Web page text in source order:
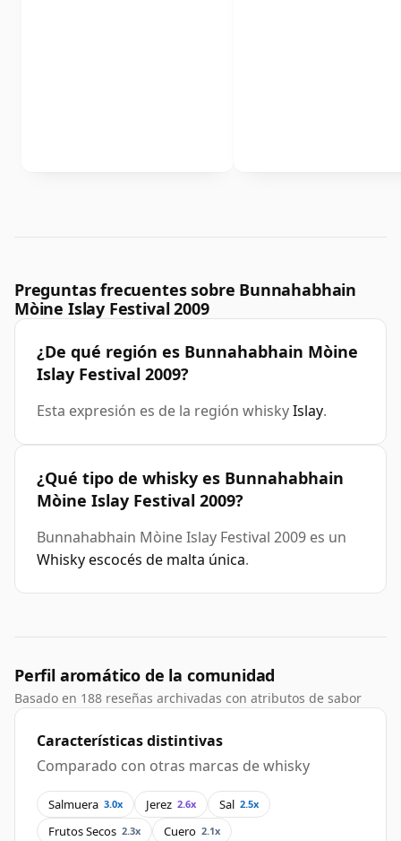
Preguntas frecuentes sobre Bunnahabhain
Mòine Islay Festival 2009
¿De qué región es Bunnahabhain Mòine
Islay Festival 2009?
Esta expresión es de la región whiskyIslay.
¿Qué tipo de whisky es Bunnahabhain
Mòine Islay Festival 2009?
Bunnahabhain Mòine Islay Festival 2009 es un
Whisky escocés de malta única.
Perfil aromático de la comunidad
Basado en 188 reseñas archivadas con atributos de sabor
Características distintivas
Comparado con otras marcas de whisky
Salmuera 3.0x Jerez 2.6x Sal 2.5x
Frutos Secos 2.3x Cuero 2.1x